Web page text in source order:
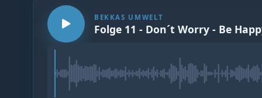
BEKKAS UMWELT
Folge 11 - Don´t Worry - Be